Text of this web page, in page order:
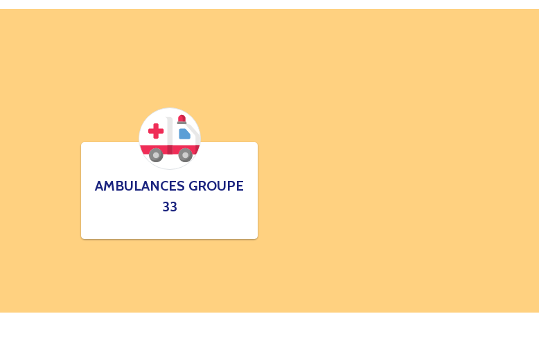
AMBULANCES GROUPE
33